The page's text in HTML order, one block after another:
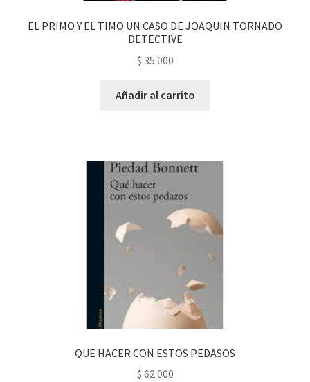
EL PRIMO Y EL TIMO UN CASO DE JOAQUIN TORNADO
DETECTIVE
$ 35.000
Añadir al carrito
QUE HACER CON ESTOS PEDASOS
$ 62.000